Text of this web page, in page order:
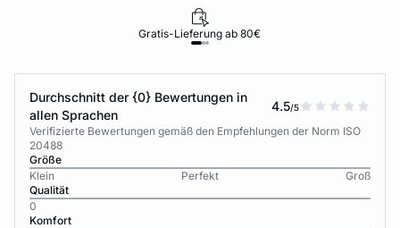
Gratis-Lieferung ab 80€
Durchschnitt der {0} Bewertungen in
allen Sprachen
4.5/5
Verifizierte Bewertungen gemäß den Empfehlungen der Norm ISO
20488
Größe
Klein
Perfekt
Groß
Qualität
0
Komfort